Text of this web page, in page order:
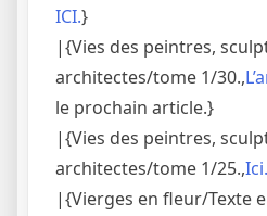
ICI.}
|{Vies des peintres,
architectes/tome 1/30.,
le prochain article.}
|{Vies des peintres,
architectes/tome 1/25.,Ici.
|{Vierges en fleur/Texte